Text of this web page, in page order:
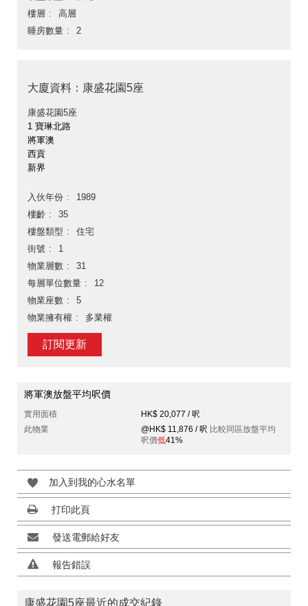
樓層
高層
睡房數量
2
大廈資料：康盛花園5座
康盛花園5座
1 寶琳北路
將軍澳
西貢
新界
入伙年份
1989
樓齡
35
樓盤類型
住宅
街號
1
物業層數
31
每層單位數量
12
物業座數
5
物業擁有權
多業權
訂閱更新
將軍澳放盤平均呎價
實用面積
HK$ 20,077 / 呎
此物業
@HK$ 11,876 / 呎 比較同區放盤平均
呎價低41%
加入到我的心水名單
打印此頁
發送電郵給好友
報告錯誤
康盛花園5座最近的成交紀錄